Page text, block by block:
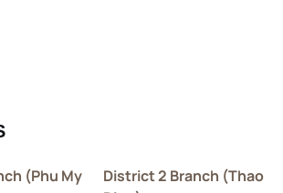
(Phu My
District 2 Branch (Thao